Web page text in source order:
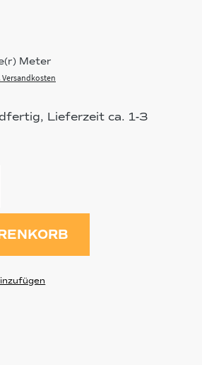
Meter
Versandkosten
Lieferzeit ca. 1-3